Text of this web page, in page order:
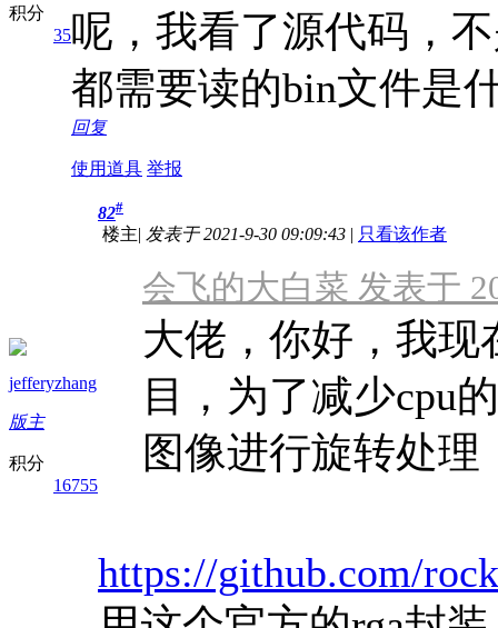
积分
35呢，我看了源代码，
都需要读的bin文件是
回复
使用道具 举报
jefferyzhang
版主
积分
16755
82#
楼主| 发表于 2021-9-30 09:09:43 | 只看该作者
会飞的大白菜 发表于
大佬，你好，我
目，为了减少cpu
图像进行旋转处理
https://github.com/